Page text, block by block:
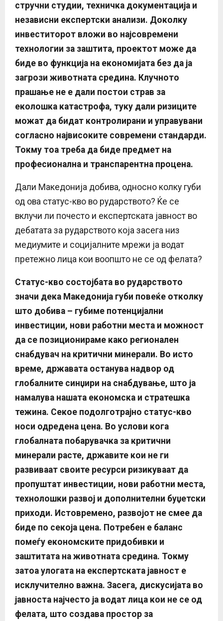
стручни студии, техничка документација и
независни експертски анализи. Доколку
инвеститорот вложи во најсовремени
технологии за заштита, проектот може да
биде во функција на економијата без да ја
загрози животната средина. Клучното
прашање не е дали постои страв за
еколошка катастрофа, туку дали ризиците
можат да бидат контролирани и управувани
согласно највисоките современи стандарди.
Токму тоа треба да биде предмет на
професионална и транспарентна процена.
Дали Македонија добива, односно колку губи
од ова статус-кво во рударството? Ќе се
вклучи ли почесто и експертската јавност во
дебатата за рударството која засега низ
медиумите и социјалните мрежи ја водат
претежно лица кои воопшто не се од фелата?
Статус-кво состојбата во рударството
значи дека Македонија губи повеќе отколку
што добива – губиме потенцијални
инвестиции, нови работни места и можност
да се позиционираме како регионален
снабдувач на критични минерали. Во исто
време, државата останува надвор од
глобалните синџири на снабдување, што ја
намалува нашата економска и стратешка
тежина. Секое подолготрајно статус-кво
носи одредена цена. Во услови кога
глобалната побарувачка за критични
минерали расте, државите кои не ги
развиваат своите ресурси ризикуваат да
пропуштат инвестиции, нови работни места,
технолошки развој и дополнителни буџетски
приходи. Истовремено, развојот не смее да
биде по секоја цена. Потребен е баланс
помеѓу економските придобивки и
заштитата на животната средина. Токму
затоа улогата на експертската јавност е
исклучително важна. Засега, дискусијата во
јавноста најчесто ја водат лица кои не се од
фелата, што создава простор за